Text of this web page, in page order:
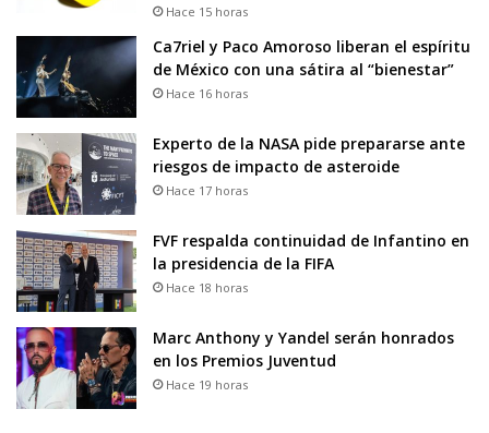
Hace 15 horas
Ca7riel y Paco Amoroso liberan el espíritu
de México con una sátira al “bienestar”
Hace 16 horas
Experto de la NASA pide prepararse ante
riesgos de impacto de asteroide
Hace 17 horas
FVF respalda continuidad de Infantino en
la presidencia de la FIFA
Hace 18 horas
Marc Anthony y Yandel serán honrados
en los Premios Juventud
Hace 19 horas